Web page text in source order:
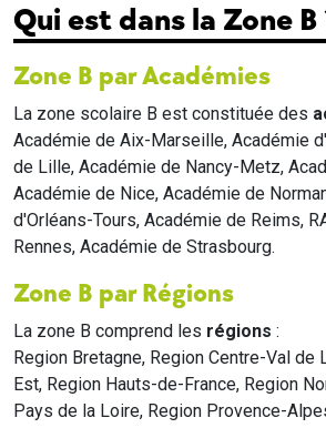
Qui est dans la Zone B
Zone B par Académies
La zone scolaire B est constituée des
Académie de Aix-Marseille, Académie
de Lille, Académie de Nancy-Metz,
Académie de Nice, Académie de
d'Orléans-Tours, Académie de Reims,
Rennes, Académie de Strasbourg.
Zone B par Régions
La zone B comprend les régions :
Region Bretagne, Region Centre-Val de
Est, Region Hauts-de-France, Region
Pays de la Loire, Region Provence-